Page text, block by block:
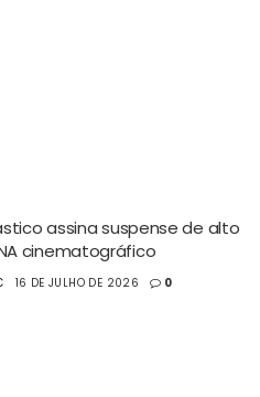
assina suspense de alto
cinematográfico
16 DE JULHO DE 2026 0